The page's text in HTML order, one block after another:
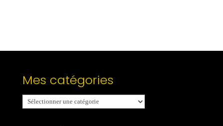
Mes catégories
Mes
catégories